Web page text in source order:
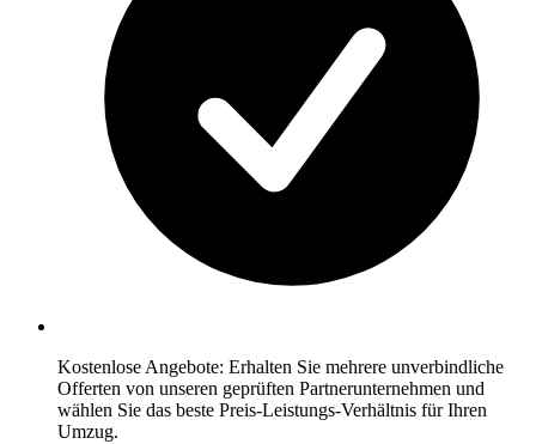
Kostenlose Angebote: Erhalten Sie mehrere unverbindliche
Offerten von unseren geprüften Partnerunternehmen und
wählen Sie das beste Preis-Leistungs-Verhältnis für Ihren
Umzug.